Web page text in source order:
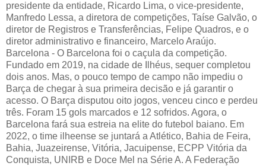
presidente da entidade, Ricardo Lima, o vice-presidente,
Manfredo Lessa, a diretora de competições, Taíse Galvão, o
diretor de Registros e Transferências, Felipe Quadros, e o
diretor administrativo e financeiro, Marcelo Araújo.
Barcelona - O Barcelona foi o caçula da competição.
Fundado em 2019, na cidade de Ilhéus, sequer completou
dois anos. Mas, o pouco tempo de campo não impediu o
Barça de chegar à sua primeira decisão e já garantir o
acesso. O Barça disputou oito jogos, venceu cinco e perdeu
três. Foram 15 gols marcados e 12 sofridos. Agora, o
Barcelona fará sua estreia na elite do futebol baiano. Em
2022, o time ilheense se juntará a Atlético, Bahia de Feira,
Bahia, Juazeirense, Vitória, Jacuipense, ECPP Vitória da
Conquista, UNIRB e Doce Mel na Série A. A Federação